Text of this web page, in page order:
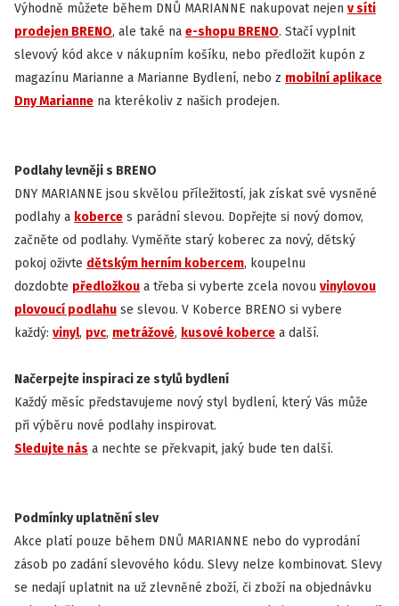
Výhodně můžete během DNŮ MARIANNE nakupovat nejen v síti
prodejen BRENO, ale také na e-shopu BRENO. Stačí vyplnit
slevový kód akce v nákupním košíku, nebo předložit kupón z
magazínu Marianne a Marianne Bydlení, nebo z mobilní aplikace
Dny Marianne na kterékoliv z našich prodejen.
Podlahy levněji s BRENO
DNY MARIANNE jsou skvělou příležitostí, jak získat své vysněné
podlahy a koberce s parádní slevou. Dopřejte si nový domov,
začněte od podlahy. Vyměňte starý koberec za nový, dětský
pokoj oživte dětským herním kobercem, koupelnu
dozdobte předložkou a třeba si vyberte zcela novou vinylovou
plovoucí podlahu se slevou. V Koberce BRENO si vybere
každý: vinyl, pvc, metrážové, kusové koberce a další.
Načerpejte inspiraci ze stylů bydlení
Každý měsíc představujeme nový styl bydlení, který Vás může
při výběru nové podlahy inspirovat.
Sledujte nás a nechte se překvapit, jaký bude ten další.
Podmínky uplatnění slev
Akce platí pouze během DNŮ MARIANNE nebo do vyprodání
zásob po zadání slevového kódu. Slevy nelze kombinovat. Slevy
se nedají uplatnit na už zlevněné zboží, či zboží na objednávku